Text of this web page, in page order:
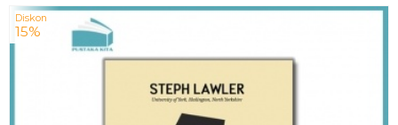
Diskon
15%